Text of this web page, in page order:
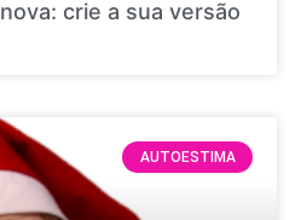
crie a sua versão
AUTOESTIMA